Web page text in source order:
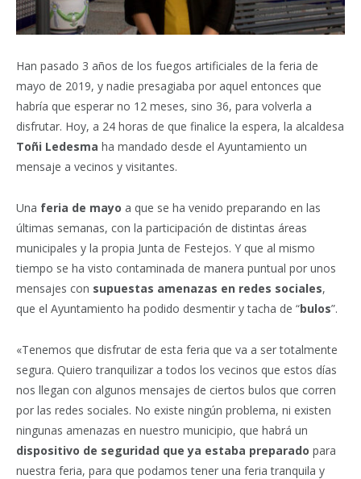
Han pasado 3 años de los fuegos artificiales de la feria de
mayo de 2019, y nadie presagiaba por aquel entonces que
habría que esperar no 12 meses, sino 36, para volverla a
disfrutar. Hoy, a 24 horas de que finalice la espera, la alcaldesa
Toñi Ledesma ha mandado desde el Ayuntamiento un
mensaje a vecinos y visitantes.
Una feria de mayo a que se ha venido preparando en las
últimas semanas, con la participación de distintas áreas
municipales y la propia Junta de Festejos. Y que al mismo
tiempo se ha visto contaminada de manera puntual por unos
mensajes con supuestas amenazas en redes sociales,
que el Ayuntamiento ha podido desmentir y tacha de “bulos”.
«Tenemos que disfrutar de esta feria que va a ser totalmente
segura. Quiero tranquilizar a todos los vecinos que estos días
nos llegan con algunos mensajes de ciertos bulos que corren
por las redes sociales. No existe ningún problema, ni existen
ningunas amenazas en nuestro municipio, que habrá un
dispositivo de seguridad que ya estaba preparado para
nuestra feria, para que podamos tener una feria tranquila y